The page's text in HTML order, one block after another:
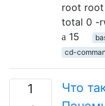
root
total 0 -
15
cd-
1
Что